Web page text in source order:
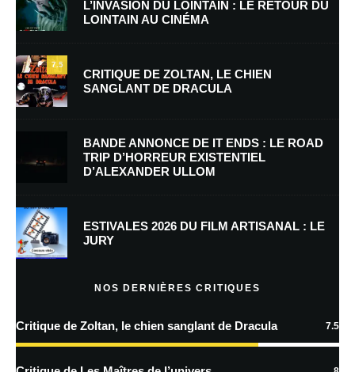
Nom*
E-mail*
Enregistrer mon nom, mon e-mail et mon site dans le navigateur pour
Prévenez-moi de tous les nouveaux commentaires par e-mail.
Prévenez-moi de tous les nouveaux articles par e-mail.
En savoir
L’INVASION DU LOINTAIN : LE RETOUR DU
LOINTAIN AU CINÉMA
7.5
CRITIQUE DE ZOLTAN, LE CHIEN
SANGLANT DE DRACULA
BANDE ANNONCE DE IT ENDS : LE ROAD
TRIP D’HORREUR EXISTENTIEL
D’ALEXANDER ULLOM
ESTIVALES 2026 DU FILM ARTISANAL : LE
JURY
NOS DERNIÈRES CRITIQUES
Critique de Zoltan, le chien sanglant de Dracula 7.5